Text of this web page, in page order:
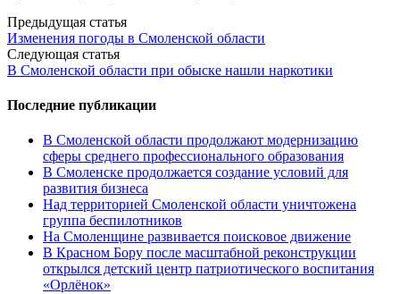
Post
navigation
Предыдущая статья
Изменения погоды в Смоленской области
Следующая статья
В Смоленской области при обыске нашли наркотики
Последние публикации
В Смоленской области продолжают модернизацию
сферы среднего профессионального образования
В Смоленске продолжается создание условий для
развития бизнеса
Над территорией Смоленской области уничтожена
группа беспилотников
На Смоленщине развивается поисковое движение
В Красном Бору после масштабной реконструкции
открылся детский центр патриотического воспитания
«Орлёнок»